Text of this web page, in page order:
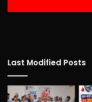
Last Modified Posts